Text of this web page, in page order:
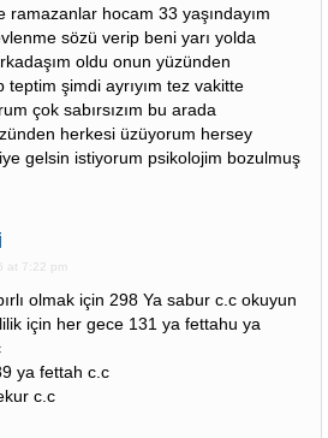
ramazanlar hocam 33 yaşındayım
sözü verip beni yarı yolda
oldu onun yüzünden
teptim şimdi ayrıyım tez vakitte
çok sabırsızım bu arada
herkesi üzüyorum hersey
gelsin istiyorum psikolojim bozulmuş
at 7:22 pm
olmak için 298 Ya sabur c.c okuyun
için her gece 131 ya fettahu ya
ya fettah c.c
c.c